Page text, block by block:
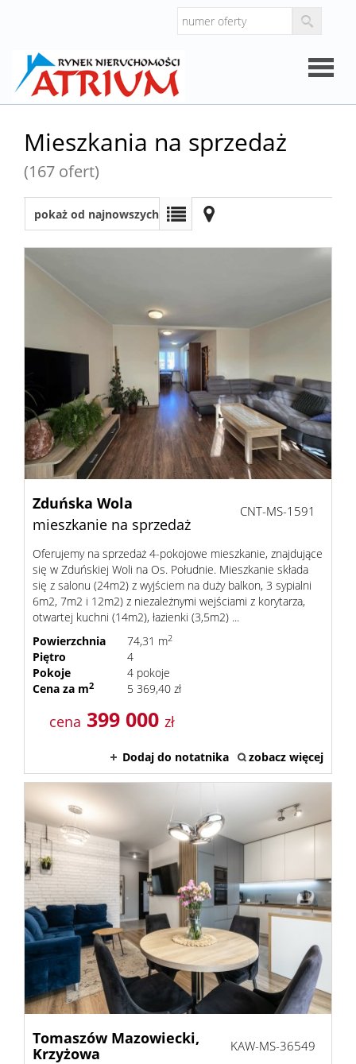
Dzialki
Lokale
Hale
Obiekty
Mieszkania na sprzedaż
(167 ofert)
pokaż od najnowszych
Zduńska Wola
mieszkanie na sprzedaż
CNT-MS-1591
Oferujemy na sprzedaż 4-pokojowe mieszkanie, znajdujące
się w Zduńskiej Woli na Os. Południe. Mieszkanie składa
się z salonu (24m2) z wyjściem na duży balkon, 3 sypialni
6m2, 7m2 i 12m2) z niezależnymi wejściami z korytarza,
otwartej kuchni (14m2), łazienki (3,5m2) ...
Powierzchnia
74,31 m2
Piętro
4
Pokoje
4 pokoje
Cena za m2 5 369,40 zł
cena 399 000 zł
Dodaj do notatnika zobacz więcej
Tomaszów Mazowiecki,
Krzyżowa
KAW-MS-36549